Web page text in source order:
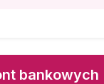
bankowych